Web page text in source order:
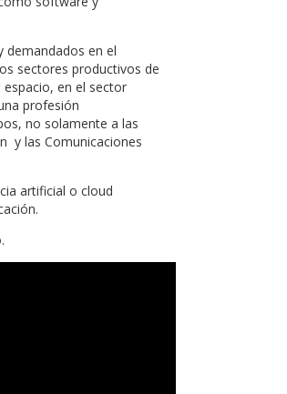
demandados en el
sectores productivos de
en el sector
profesión
no solamente a las
y las Comunicaciones
artificial o cloud